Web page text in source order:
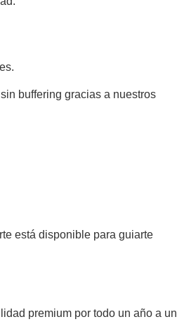
buffering gracias a nuestros
está disponible para guiarte
premium por todo un año a un